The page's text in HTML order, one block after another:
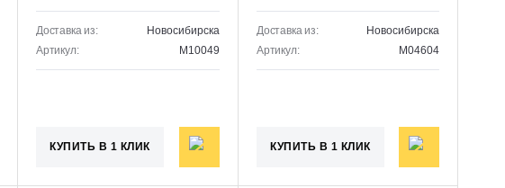
Доставка из:
Новосибирска
Артикул:
M10049
КУПИТЬ В 1 КЛИК
Доставка из:
Новосибирска
Артикул:
M04604
КУПИТЬ В 1 КЛИК